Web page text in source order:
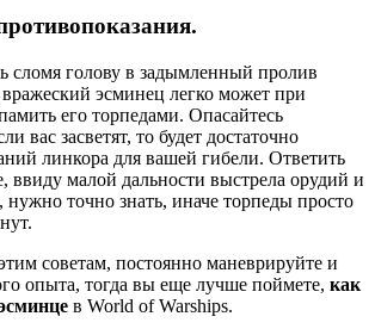
сломя голову в задымленный пролив
эсминец легко может при
его торпедами. Опасайтесь
вас засветят, то будет достаточно
линкора для вашей гибели. Ответить
ввиду малой дальности выстрела орудий и
нужно точно знать, иначе торпеды просто
советам, постоянно маневрируйте и
опыта, тогда вы еще лучше поймете, как
в World of Warships.